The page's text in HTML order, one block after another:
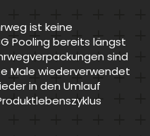
ist keine
Pooling bereits längst
sind
Male wiederverwendet
in den Umlauf